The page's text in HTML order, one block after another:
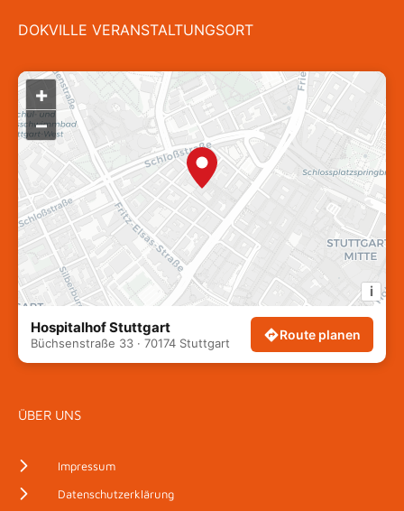
DOKVILLE VERANSTALTUNGSORT
+
–
i
Hospitalhof Stuttgart
Büchsenstraße 33 · 70174 Stuttgart
Route planen
ÜBER UNS
Impressum
Datenschutzerklärung